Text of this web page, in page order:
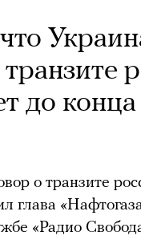
до
о транзите
глава
«Радио